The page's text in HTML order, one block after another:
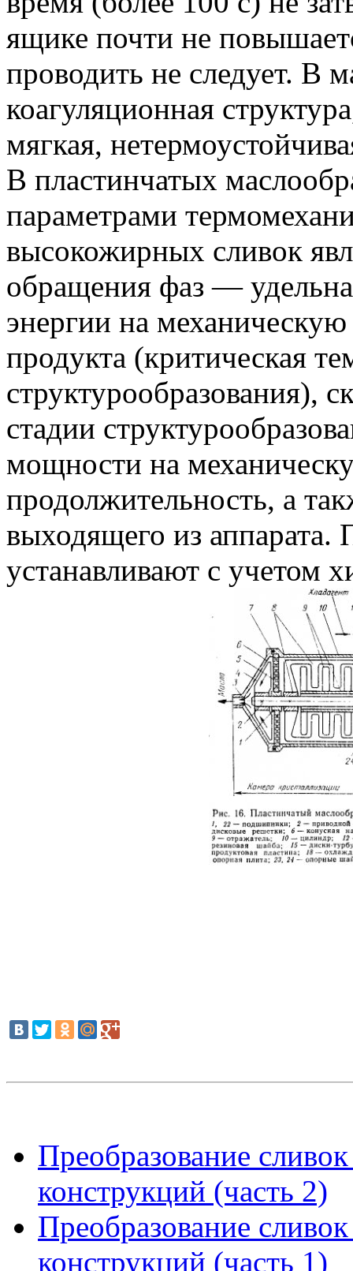
ящике почти не
проводить не следует. В
коагуляционная
мягкая,
В пластинчатых
параметрами
высокожирных сливок
обращения фаз —
энергии на
продукта (критическая
структурообразования),
стадии
мощности на
продолжительность, а
выходящего из аппарата.
устанавливают с учетом
Преобразование
конструкций (часть 2)
Преобразование
конструкций (часть 1)